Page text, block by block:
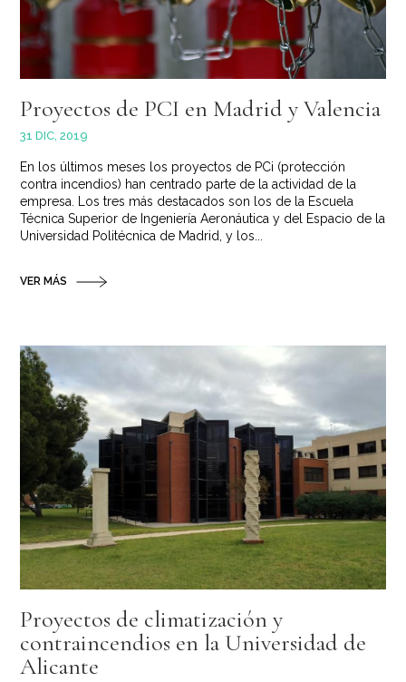
Proyectos de PCI en Madrid y Valencia
31 DIC, 2019
En los últimos meses los proyectos de PCi (protección
contra incendios) han centrado parte de la actividad de la
empresa. Los tres más destacados son los de la Escuela
Técnica Superior de Ingeniería Aeronáutica y del Espacio de la
Universidad Politécnica de Madrid, y los...
VER MÁS
Proyectos de climatización y
contraincendios en la Universidad de
Alicante